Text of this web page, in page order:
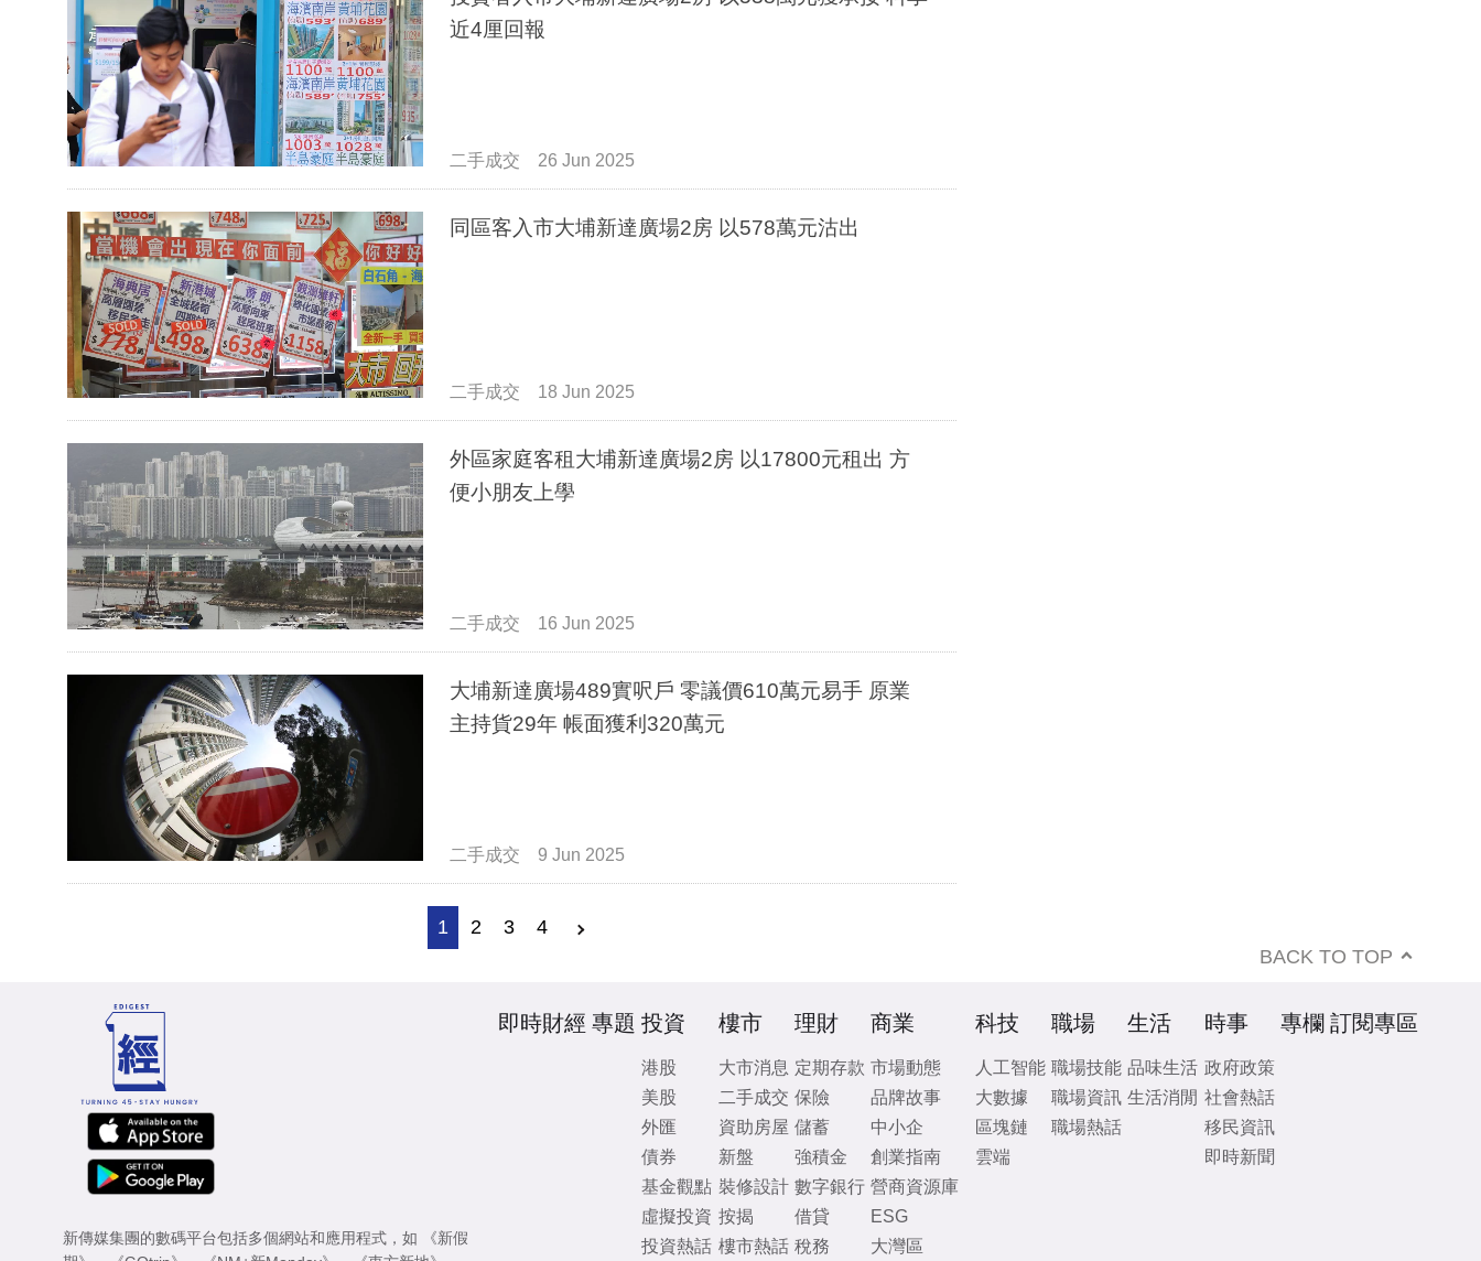
近4厘回報
二手成交 26 Jun 2025
同區客入市大埔新達廣場2房 以578萬元沽出
二手成交 18 Jun 2025
外區家庭客租大埔新達廣場2房 以17800元租出 方
便小朋友上學
二手成交 16 Jun 2025
大埔新達廣場489實呎戶 零議價610萬元易手 原業
主持貨29年 帳面獲利320萬元
二手成交 9 Jun 2025
1 2 3 4
BACK TO TOP
新傳媒集團的數碼平台包括多個網站和應用程式，如
《新假
即時財經 專題 投資
港股
美股
外匯
債券
基金觀點
虛擬投資
投資熱話
樓市
大市消息
二手成交
資助房屋
新盤
裝修設計
按揭
樓市熱話
理財
定期存款
保險
儲蓄
強積金
數字銀行
借貸
稅務
商業
市場動態
品牌故事
中小企
創業指南
營商資源庫
ESG
大灣區
科技
人工智能
大數據
區塊鏈
雲端
職場
職場技能
職場資訊
職場熱話
生活
品味生活
生活消閒
時事
政府政策
社會熱話
移民資訊
即時新聞
專欄 訂閱專區